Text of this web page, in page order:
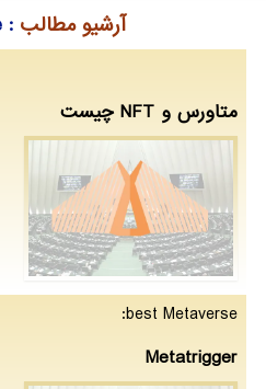
آرشیو مطالب : metaverse
متاورس و NFT چیست
best Metaverse:
Metatrigger